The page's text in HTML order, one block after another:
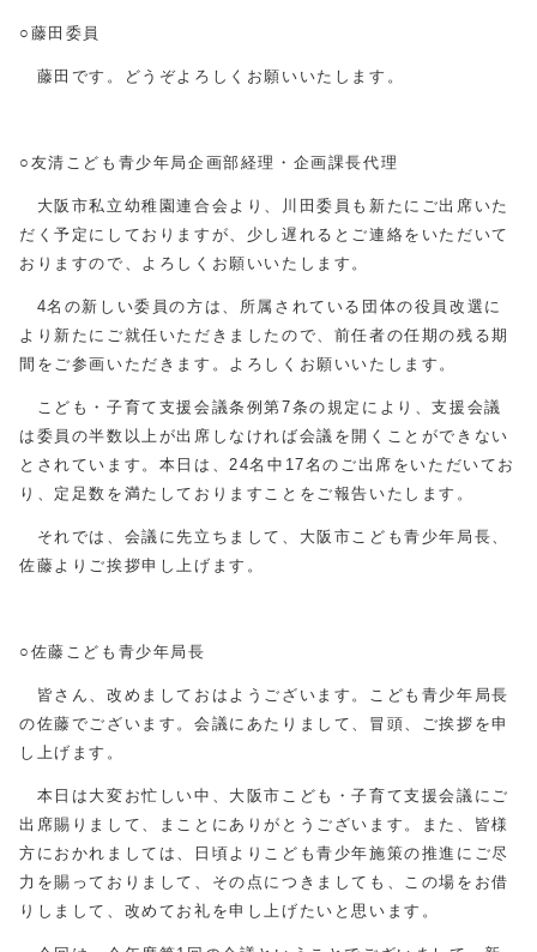
○藤田委員
藤田です。どうぞよろしくお願いいたします。
○友清こども青少年局企画部経理・企画課長代理
大阪市私立幼稚園連合会より、川田委員も新たにご出席いた
だく予定にしておりますが、少し遅れるとご連絡をいただいて
おりますので、よろしくお願いいたします。
4名の新しい委員の方は、所属されている団体の役員改選に
より新たにご就任いただきましたので、前任者の任期の残る期
間をご参画いただきます。よろしくお願いいたします。
こども・子育て支援会議条例第7条の規定により、支援会議
は委員の半数以上が出席しなければ会議を開くことができない
とされています。本日は、24名中17名のご出席をいただいてお
り、定足数を満たしておりますことをご報告いたします。
それでは、会議に先立ちまして、大阪市こども青少年局長、
佐藤よりご挨拶申し上げます。
○佐藤こども青少年局長
皆さん、改めましておはようございます。こども青少年局長
の佐藤でございます。会議にあたりまして、冒頭、ご挨拶を申
し上げます。
本日は大変お忙しい中、大阪市こども・子育て支援会議にご
出席賜りまして、まことにありがとうございます。また、皆様
方におかれましては、日頃よりこども青少年施策の推進にご尽
力を賜っておりまして、その点につきましても、この場をお借
りしまして、改めてお礼を申し上げたいと思います。